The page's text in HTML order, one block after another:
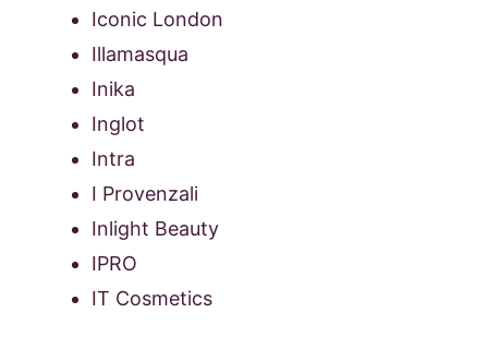
Iconic London
Illamasqua
Inika
Inglot
Intra
I Provenzali
Inlight Beauty
IPRO
IT Cosmetics